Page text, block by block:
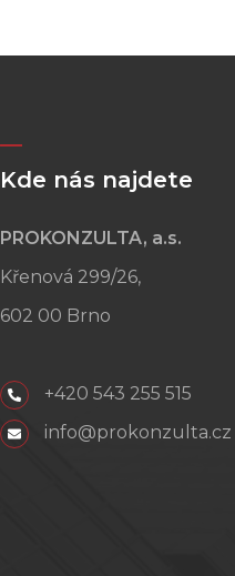
Kde nás najdete
PROKONZULTA, a.s.
Křenová 299/26,
602 00 Brno
+420 543 255 515
info@prokonzulta.cz